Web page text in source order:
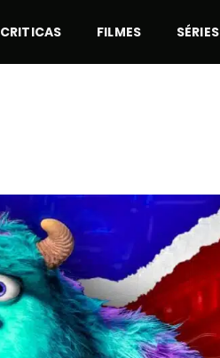
CRITICAS FILMES SÉRIES